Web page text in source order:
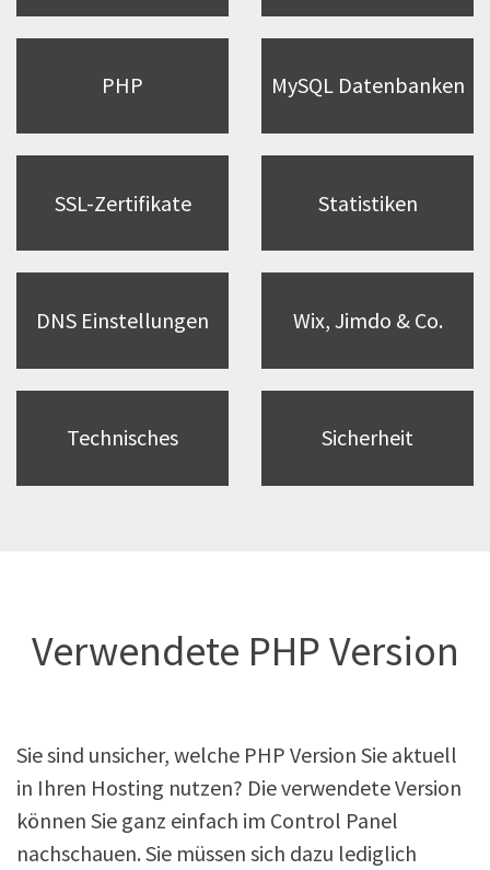
PHP MySQL Datenbanken
SSL-Zertifikate Statistiken
DNS Einstellungen Wix, Jimdo & Co.
Technisches Sicherheit
Verwendete PHP Version
Sie sind unsicher, welche PHP Version Sie aktuell
in Ihren Hosting nutzen? Die verwendete Version
können Sie ganz einfach im Control Panel
nachschauen. Sie müssen sich dazu lediglich